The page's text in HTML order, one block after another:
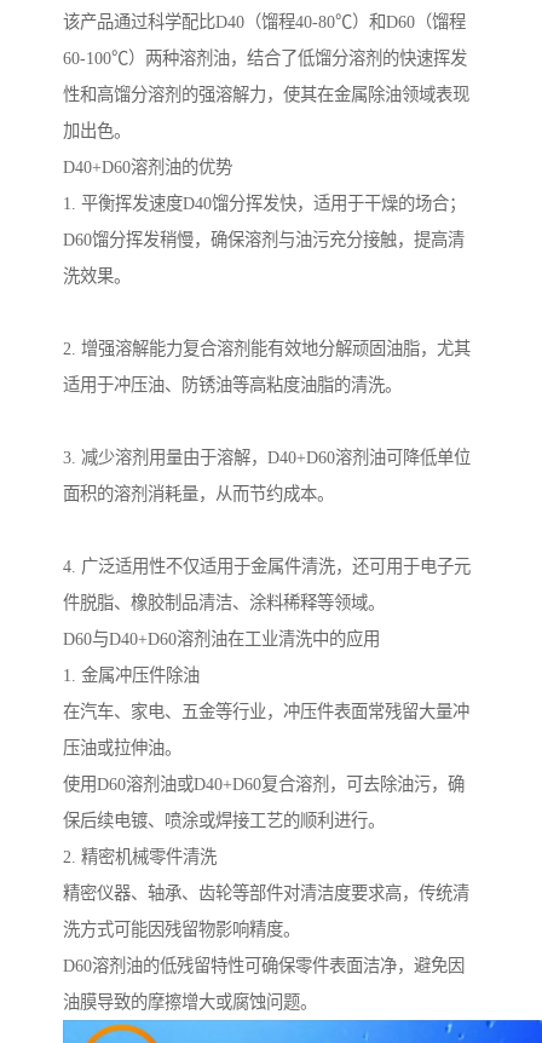
该产品通过科学配比D40（馏程40-80℃）和D60（馏程
60-100℃）两种溶剂油，结合了低馏分溶剂的快速挥发
性和高馏分溶剂的强溶解力，使其在金属除油领域表现
加出色。
D40+D60溶剂油的优势
1. 平衡挥发速度D40馏分挥发快，适用于干燥的场合；
D60馏分挥发稍慢，确保溶剂与油污充分接触，提高清
洗效果。
2. 增强溶解能力复合溶剂能有效地分解顽固油脂，尤其
适用于冲压油、防锈油等高粘度油脂的清洗。
3. 减少溶剂用量由于溶解，D40+D60溶剂油可降低单位
面积的溶剂消耗量，从而节约成本。
4. 广泛适用性不仅适用于金属件清洗，还可用于电子元
件脱脂、橡胶制品清洁、涂料稀释等领域。
D60与D40+D60溶剂油在工业清洗中的应用
1. 金属冲压件除油
在汽车、家电、五金等行业，冲压件表面常残留大量冲
压油或拉伸油。
使用D60溶剂油或D40+D60复合溶剂，可去除油污，确
保后续电镀、喷涂或焊接工艺的顺利进行。
2. 精密机械零件清洗
精密仪器、轴承、齿轮等部件对清洁度要求高，传统清
洗方式可能因残留物影响精度。
D60溶剂油的低残留特性可确保零件表面洁净，避免因
油膜导致的摩擦增大或腐蚀问题。